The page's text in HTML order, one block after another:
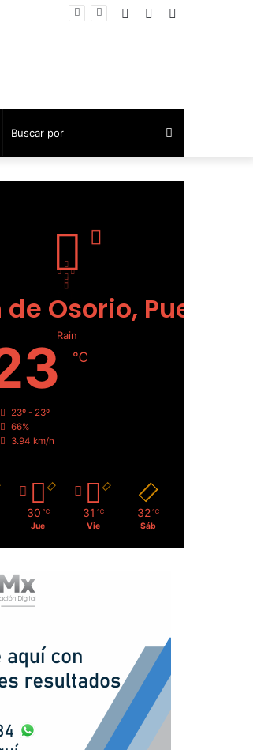
Telegram
Facebook
Buscar
por
Osorio, Puebla
Rain
℃
23º - 23º
66%
3.94 km/h
30 ℃
Jue
31 ℃
Vie
32 ℃
Sáb